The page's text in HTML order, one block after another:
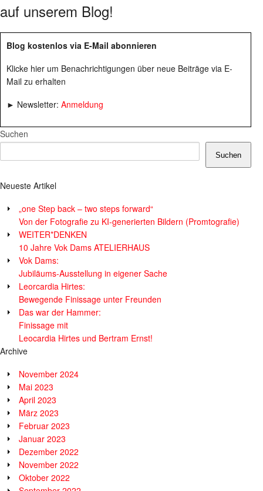
auf unserem Blog!
Blog kostenlos via E-Mail abonnieren
Klicke hier um Benachrichtigungen über neue Beiträge via E-
Mail zu erhalten
► Newsletter: Anmeldung
Suchen
Suchen
Neueste Artikel
„one Step back – two steps forward“
Von der Fotografie zu KI-generierten Bildern (Promtografie)
WEITER*DENKEN
10 Jahre Vok Dams ATELIERHAUS
Vok Dams:
Jubiläums-Ausstellung in eigener Sache
Leorcardia Hirtes:
Bewegende Finissage unter Freunden
Das war der Hammer:
Finissage mit
Leocardia Hirtes und Bertram Ernst!
Archive
November 2024
Mai 2023
April 2023
März 2023
Februar 2023
Januar 2023
Dezember 2022
November 2022
Oktober 2022